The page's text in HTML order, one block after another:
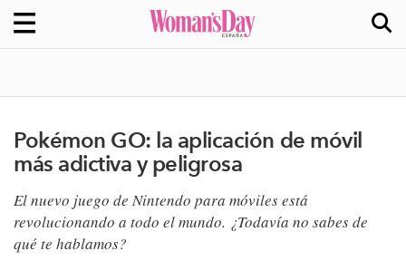
Pokémon GO: la aplicación de móvil
más adictiva y peligrosa
El nuevo juego de Nintendo para móviles está
revolucionando a todo el mundo. ¿Todavía no sabes de
qué te hablamos?​